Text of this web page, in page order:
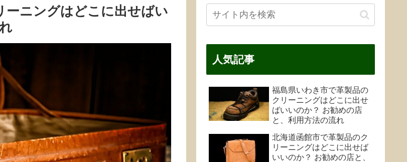
ーニングはどこに出せばい
人気記事
福島県いわき市で革製品の
クリーニングはどこに出せ
ばいいのか？ お勧めの店
と、利用方法の流れ
北海道函館市で革製品のク
リーニングはどこに出せば
いいのか？ お勧めの店と、